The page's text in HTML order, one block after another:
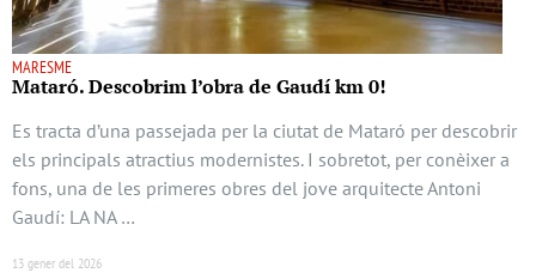
MARESME
Mataró. Descobrim l’obra de Gaudí km 0!
Es tracta d’una passejada per la ciutat de Mataró per descobrir
els principals atractius modernistes. I sobretot, per conèixer a
fons, una de les primeres obres del jove arquitecte Antoni
Gaudí: LA NA …
13 gener del 2026